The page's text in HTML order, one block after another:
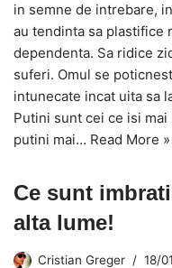
in semne de intrebare,
au tendinta sa plastifice
dependenta. Sa ridice
suferi. Omul se
intunecate incat uita sa
Putini sunt cei ce isi
putini mai… Read More »
Ce sunt
alta lume!
Cristian Greger 18/